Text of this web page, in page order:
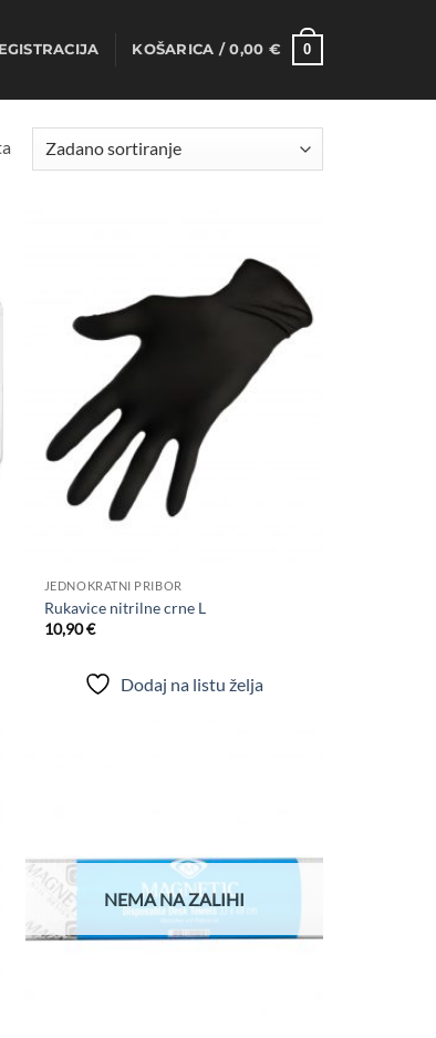
KOŠARICA /0,00 € 0
Dodaj
na
listu
želja
JEDNOKRATNI PRIBOR
Rukavice nitrilne crne L
10,90€
Dodaj na listu želja
NEMA NA ZALIHI